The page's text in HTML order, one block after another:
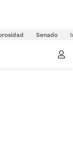
Senado